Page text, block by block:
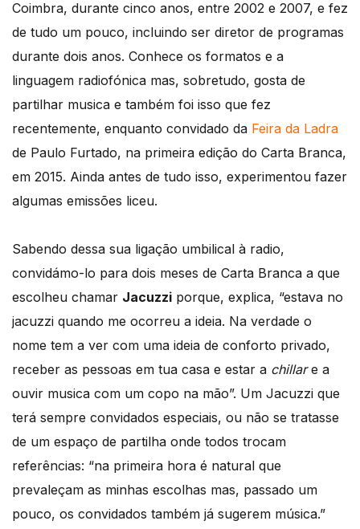
Coimbra, durante cinco anos, entre 2002 e 2007, e fez
de tudo um pouco, incluindo ser diretor de programas
durante dois anos. Conhece os formatos e a
linguagem radiofónica mas, sobretudo, gosta de
partilhar musica e também foi isso que fez
recentemente, enquanto convidado da Feira da Ladra
de Paulo Furtado, na primeira edição do Carta Branca,
em 2015. Ainda antes de tudo isso, experimentou fazer
algumas emissões liceu.
Sabendo dessa sua ligação umbilical à radio,
convidámo-lo para dois meses de Carta Branca a que
escolheu chamar Jacuzzi porque, explica, “estava no
jacuzzi quando me ocorreu a ideia. Na verdade o
nome tem a ver com uma ideia de conforto privado,
receber as pessoas em tua casa e estar a chillare a
ouvir musica com um copo na mão”. Um Jacuzzi que
terá sempre convidados especiais, ou não se tratasse
de um espaço de partilha onde todos trocam
referências: “na primeira hora é natural que
prevaleçam as minhas escolhas mas, passado um
pouco, os convidados também já sugerem música.”